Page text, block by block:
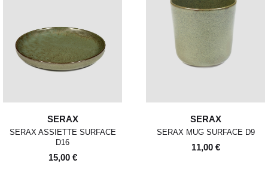
SERAX
SERAX ASSIETTE SURFACE
D16
15,00 €
SERAX
SERAX MUG SURFACE D9
11,00 €